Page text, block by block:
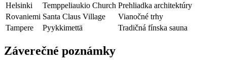
Helsinki
Temppeliaukio Church Prehliadka architektúry
Rovaniemi Santa Claus Village
Vianočné trhy
Tampere
Pyykkimettä Tradičná fínska sauna
Záverečné poznámky